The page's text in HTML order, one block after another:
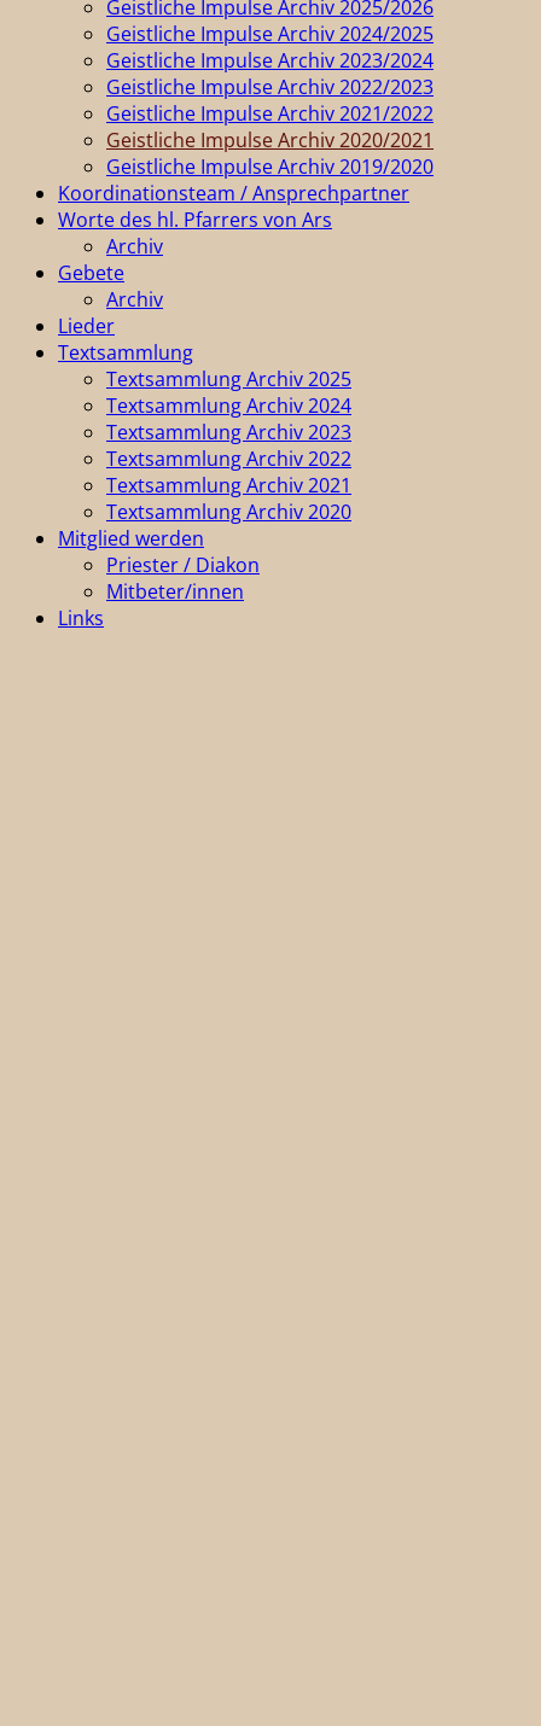
Geistliche Impulse Archiv 2025/2026
Geistliche Impulse Archiv 2024/2025
Geistliche Impulse Archiv 2023/2024
Geistliche Impulse Archiv 2022/2023
Geistliche Impulse Archiv 2021/2022
Geistliche Impulse Archiv 2020/2021
Geistliche Impulse Archiv 2019/2020
Koordinationsteam / Ansprechpartner
Worte des hl. Pfarrers von Ars
Archiv
Gebete
Archiv
Lieder
Textsammlung
Textsammlung Archiv 2025
Textsammlung Archiv 2024
Textsammlung Archiv 2023
Textsammlung Archiv 2022
Textsammlung Archiv 2021
Textsammlung Archiv 2020
Mitglied werden
Priester / Diakon
Mitbeter/innen
Links